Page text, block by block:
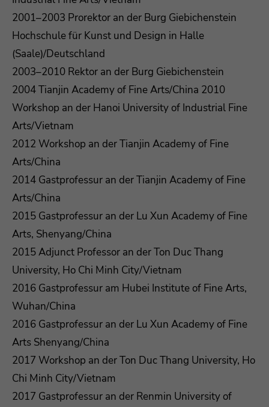
2001–2003 Prorektor an der Burg Giebichenstein
Hochschule für Kunst und Design in Halle
(Saale)/Deutschland
2003–2010 Rektor an der Burg Giebichenstein
2004 Tianjin Academy of Fine Arts/China 2010
Workshop an der Hanoi University of Industrial Fine
Arts/Vietnam
2012 Workshop an der Tianjin Academy of Fine
Arts/China
2014 Gastprofessur an der Tianjin Academy of Fine
Arts/China
2015 Gastprofessur an der Lu Xun Academy of Fine
Arts, Shenyang/China
2015 Adjunct Professor an der Ton Duc Thang
University, Ho Chi Minh City/Vietnam
2016 Gastprofessur am Hubei Institute of Fine Arts,
Wuhan/China
2016 Gastprofessur an der Lu Xun Academy of Fine
Arts Shenyang/China
2017 Workshop an der Ton Duc Thang University, Ho
Chi Minh City/Vietnam
2017 Gastprofessur an der Renmin University of